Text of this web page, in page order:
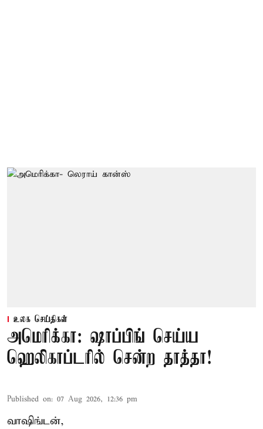
உலக செய்திகள்
அமெரிக்கா: ஷாப்பிங் செய்ய
ஹெலிகாப்டரில் சென்ற தாத்தா!
Published on: 07 Aug 2026, 12:36 pm
வாஷிங்டன்,